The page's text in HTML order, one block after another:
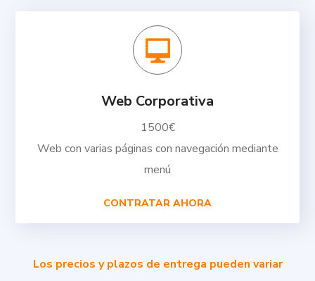
Web Corporativa
1500€
Web con varias páginas con navegación mediante
menú
CONTRATAR AHORA
Los precios y plazos de entrega pueden variar